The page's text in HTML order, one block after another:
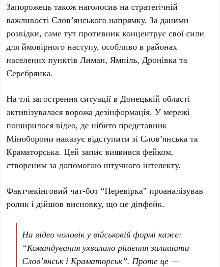
Запорожець також наголосив на стратегічній
важливості Слов’янського напрямку. За даними
розвідки, саме тут противник концентрує свої сили
для ймовірного наступу, особливо в районах
населених пунктів Лиман, Ямпіль, Дронівка та
Серебрянка.
На тлі загострення ситуації в Донецькій області
активізувалася ворожа дезінформація. У мережі
поширилося відео, де нібито представник
Міноборони наказує відступити зі Слов’янська та
Краматорська. Цей запис виявився фейком,
створеним за допомогою штучного інтелекту.
Фактчекінговий чат-бот “Перевірка” проаналізував
ролик і дійшов висновку, що це діпфейк.
На відео чоловік у військовій формі каже:
“Командування ухвалило рішення залишити
Слов’янськ і Краматорськ”. Проте це —